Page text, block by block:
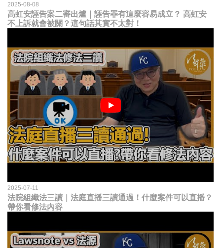
2025-08-08
高虹安誣告案二審出爐｜誣告罪有這麼容易成立？ 高虹安
不上訴就會被關？這句話其實不太對！
2025-07-11
法院組織法三讀｜法庭直播三讀通過！什麼案件可以直播？
帶你看修法內容